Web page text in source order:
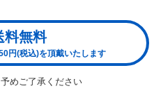
料無料
円(税込)を頂戴いたします
めご了承ください